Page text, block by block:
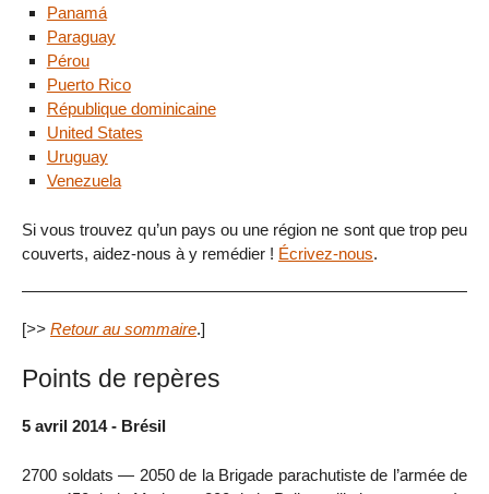
Panamá
Paraguay
Pérou
Puerto Rico
République dominicaine
United States
Uruguay
Venezuela
Si vous trouvez qu’un pays ou une région ne sont que trop peu
couverts, aidez-nous à y remédier ! Écrivez-nous.
[>> Retour au sommaire.]
Points de repères
5 avril 2014 - Brésil
2700 soldats — 2050 de la Brigade parachutiste de l’armée de